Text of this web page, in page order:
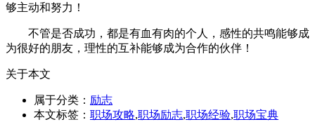
够主动和努力！
不管是否成功，都是有血有肉的个人，感性的共鸣能够成
为很好的朋友，理性的互补能够成为合作的伙伴！
关于本文
属于分类： 励志
本文标签： 职场攻略,职场励志,职场经验,职场宝典